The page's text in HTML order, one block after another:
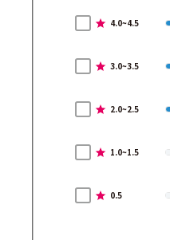
4.0~4.5
3.0~3.5
2.0~2.5
1.0~1.5
0.5